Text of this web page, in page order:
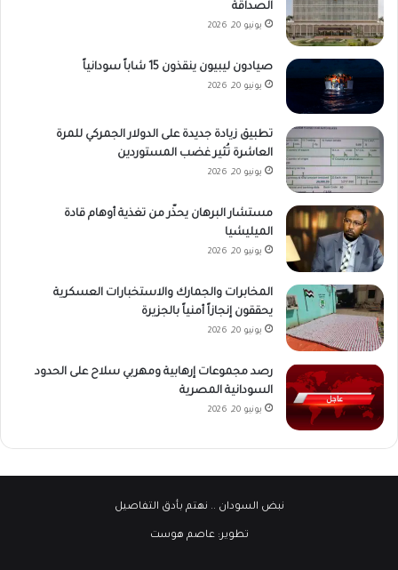
الصداقة
يونيو 20, 2026
صيادون ليبيون ينقذون 15 شاباً سودانياً
يونيو 20, 2026
تطبيق زيادة جديدة على الدولار الجمركي للمرة
العاشرة تُثير غضب المستوردين
يونيو 20, 2026
مستشار البرهان يحذّر من تغذية أوهام قادة
الميليشيا
يونيو 20, 2026
المخابرات والجمارك والاستخبارات العسكرية
يحققون إنجازاً أمنياً بالجزيرة
يونيو 20, 2026
رصد مجموعات إرهابية ومهربي سلاح على الحدود
السودانية المصرية
يونيو 20, 2026
نبض السودان .. نهتم بأدق التفاصيل
تطوير:عاصم هوست